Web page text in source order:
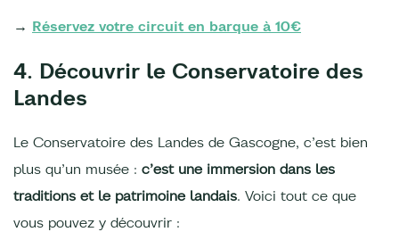
→ Réservez votre circuit en barque à 10€
4. Découvrir le Conservatoire des
Landes
Le Conservatoire des Landes de Gascogne, c’est bien
plus qu’un musée : c’est une immersion dans les
traditions et le patrimoine landais. Voici tout ce que
vous pouvez y découvrir :